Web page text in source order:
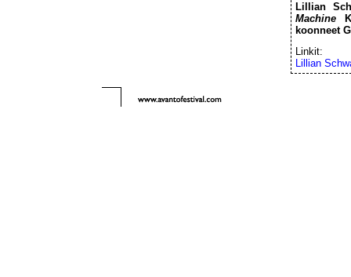
Lillian
Machine
koonneet
Linkit:
Lillian